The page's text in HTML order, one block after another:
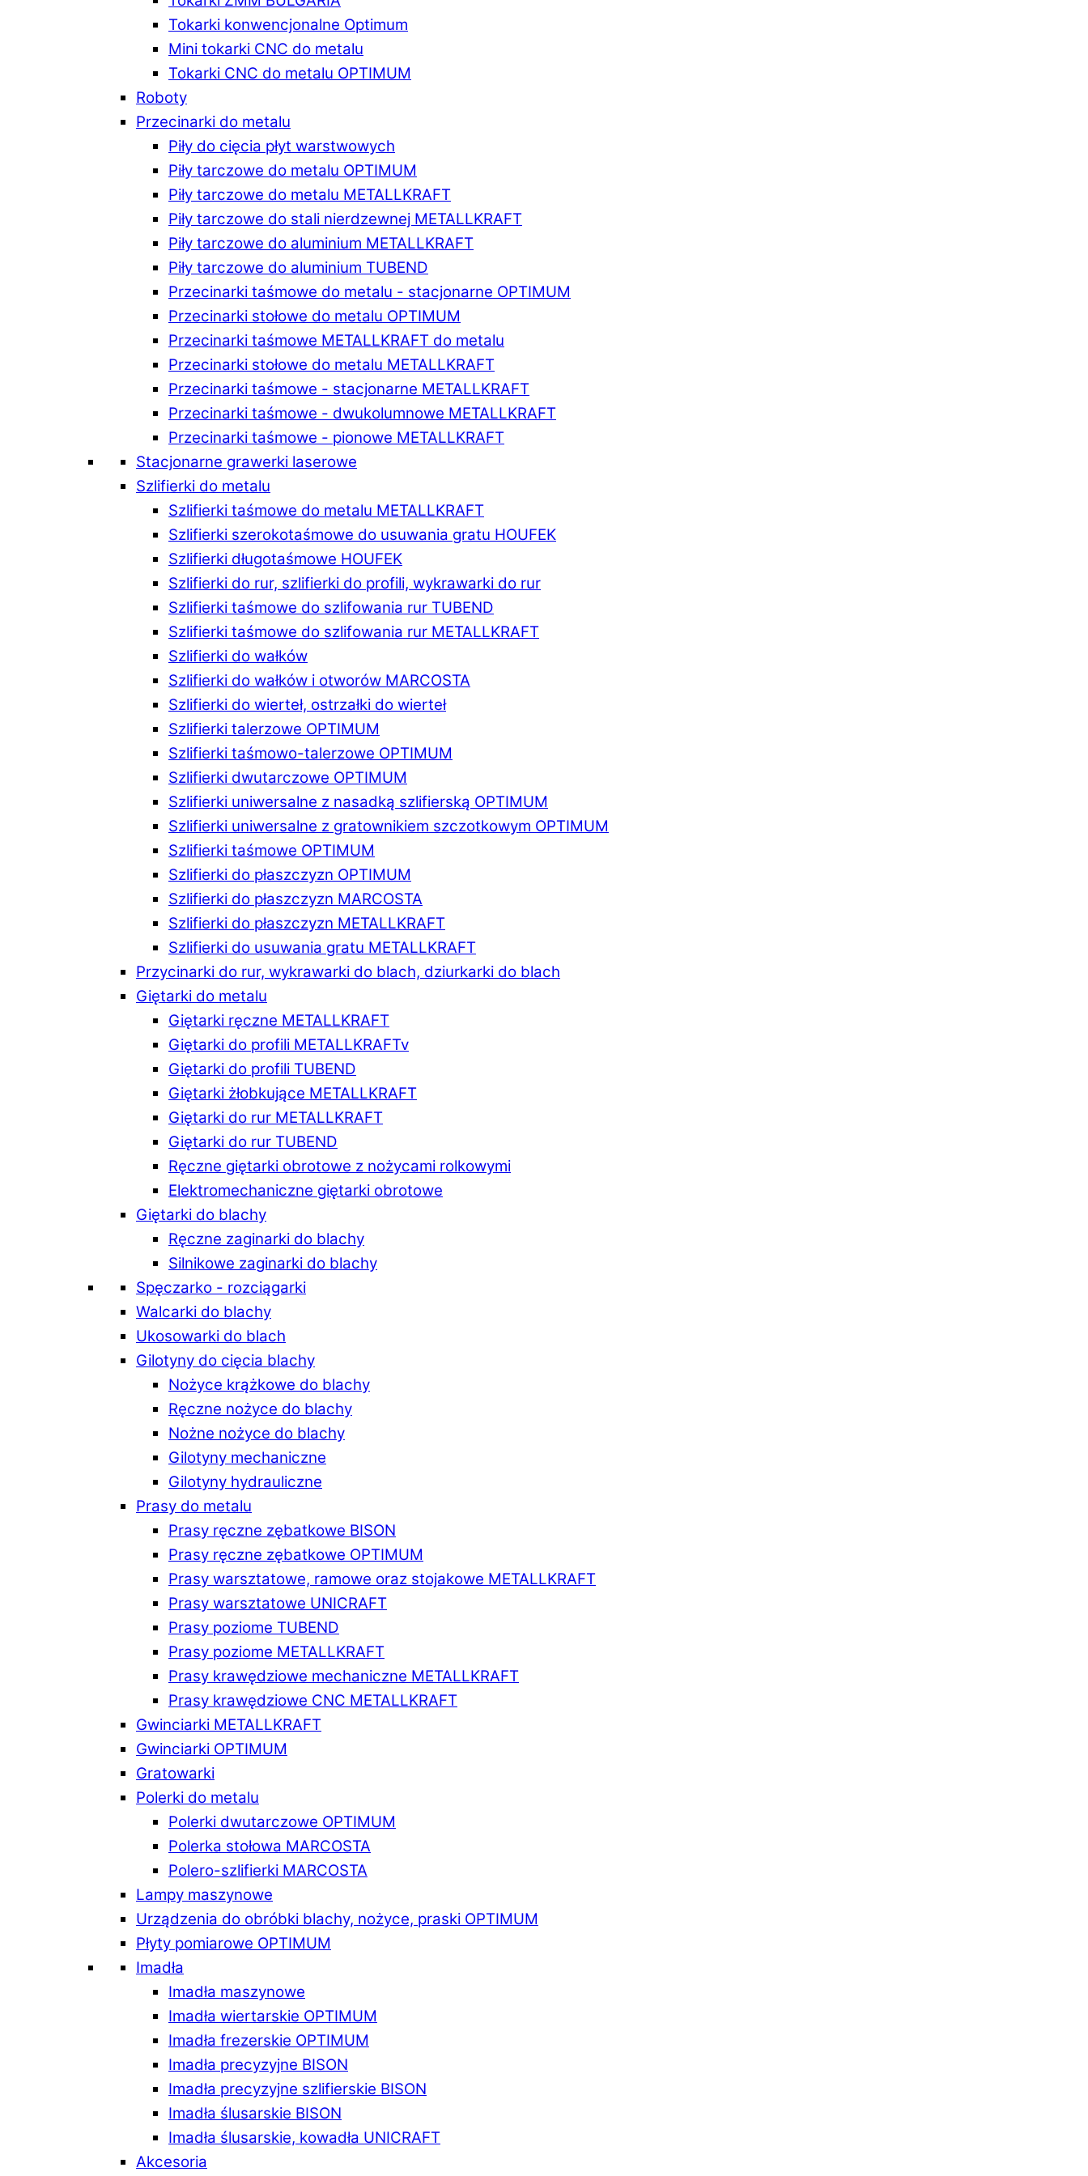
Tokarki konwencjonalne Optimum
Mini tokarki CNC do metalu
Tokarki CNC do metalu OPTIMUM
Roboty
Przecinarki do metalu
Piły do cięcia płyt warstwowych
Piły tarczowe do metalu OPTIMUM
Piły tarczowe do metalu METALLKRAFT
Piły tarczowe do stali nierdzewnej METALLKRAFT
Piły tarczowe do aluminium METALLKRAFT
Piły tarczowe do aluminium TUBEND
Przecinarki taśmowe do metalu - stacjonarne OPTIMUM
Przecinarki stołowe do metalu OPTIMUM
Przecinarki taśmowe METALLKRAFT do metalu
Przecinarki stołowe do metalu METALLKRAFT
Przecinarki taśmowe - stacjonarne METALLKRAFT
Przecinarki taśmowe - dwukolumnowe METALLKRAFT
Przecinarki taśmowe - pionowe METALLKRAFT
Stacjonarne grawerki laserowe
Szlifierki do metalu
Szlifierki taśmowe do metalu METALLKRAFT
Szlifierki szerokotaśmowe do usuwania gratu HOUFEK
Szlifierki długotaśmowe HOUFEK
Szlifierki do rur, szlifierki do profili, wykrawarki do rur
Szlifierki taśmowe do szlifowania rur TUBEND
Szlifierki taśmowe do szlifowania rur METALLKRAFT
Szlifierki do wałków
Szlifierki do wałków i otworów MARCOSTA
Szlifierki do wierteł, ostrzałki do wierteł
Szlifierki talerzowe OPTIMUM
Szlifierki taśmowo-talerzowe OPTIMUM
Szlifierki dwutarczowe OPTIMUM
Szlifierki uniwersalne z nasadką szlifierską OPTIMUM
Szlifierki uniwersalne z gratownikiem szczotkowym OPTIMUM
Szlifierki taśmowe OPTIMUM
Szlifierki do płaszczyzn OPTIMUM
Szlifierki do płaszczyzn MARCOSTA
Szlifierki do płaszczyzn METALLKRAFT
Szlifierki do usuwania gratu METALLKRAFT
Przycinarki do rur, wykrawarki do blach, dziurkarki do blach
Giętarki do metalu
Giętarki ręczne METALLKRAFT
Giętarki do profili METALLKRAFTv
Giętarki do profili TUBEND
Giętarki żłobkujące METALLKRAFT
Giętarki do rur METALLKRAFT
Giętarki do rur TUBEND
Ręczne giętarki obrotowe z nożycami rolkowymi
Elektromechaniczne giętarki obrotowe
Giętarki do blachy
Ręczne zaginarki do blachy
Silnikowe zaginarki do blachy
Spęczarko - rozciągarki
Walcarki do blachy
Ukosowarki do blach
Gilotyny do cięcia blachy
Nożyce krążkowe do blachy
Ręczne nożyce do blachy
Nożne nożyce do blachy
Gilotyny mechaniczne
Gilotyny hydrauliczne
Prasy do metalu
Prasy ręczne zębatkowe BISON
Prasy ręczne zębatkowe OPTIMUM
Prasy warsztatowe, ramowe oraz stojakowe METALLKRAFT
Prasy warsztatowe UNICRAFT
Prasy poziome TUBEND
Prasy poziome METALLKRAFT
Prasy krawędziowe mechaniczne METALLKRAFT
Prasy krawędziowe CNC METALLKRAFT
Gwinciarki METALLKRAFT
Gwinciarki OPTIMUM
Gratowarki
Polerki do metalu
Polerki dwutarczowe OPTIMUM
Polerka stołowa MARCOSTA
Polero-szlifierki MARCOSTA
Lampy maszynowe
Urządzenia do obróbki blachy, nożyce, praski OPTIMUM
Płyty pomiarowe OPTIMUM
Imadła
Imadła maszynowe
Imadła wiertarskie OPTIMUM
Imadła frezerskie OPTIMUM
Imadła precyzyjne BISON
Imadła precyzyjne szlifierskie BISON
Imadła ślusarskie BISON
Imadła ślusarskie, kowadła UNICRAFT
Akcesoria